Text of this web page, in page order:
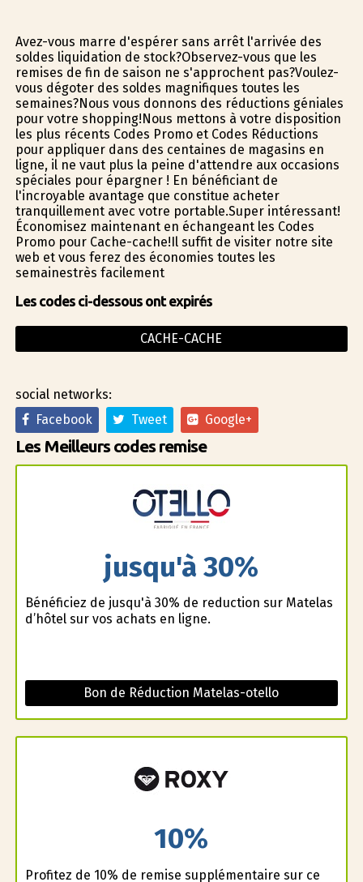
Avez-vous marre d'espérer sans arrêt l'arrivée des
soldes liquidation de stock?Observez-vous que les
remises de fin de saison ne s'approchent pas?Voulez-
vous dégoter des soldes magnifiques toutes les
semaines?Nous vous donnons des réductions géniales
pour votre shopping!Nous mettons à votre disposition
les plus récents Codes Promo et Codes Réductions
pour appliquer dans des centaines de magasins en
ligne, il ne vaut plus la peine d'attendre aux occasions
spéciales pour épargner ! En bénéficiant de
l'incroyable avantage que constitue acheter
tranquillement avec votre portable.Super intéressant!
Économisez maintenant en échangeant les Codes
Promo pour Cache-cache!Il suffit de visiter notre site
web et vous ferez des économies toutes les
semainestrès facilement
Les codes ci-dessous ont expirés
CACHE-CACHE
social networks:
Facebook
Tweet Google+
Les Meilleurs codes remise
jusqu'à 30%
Bénéficiez de jusqu'à 30% de reduction sur Matelas
d’hôtel sur vos achats en ligne.
Bon de Réduction Matelas-otello
10%
Profitez de 10% de remise supplémentaire sur ce